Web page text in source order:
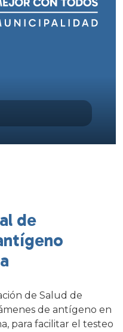
de
de Salud de
de antígeno en
para facilitar el testeo